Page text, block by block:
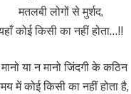
मतलबी लोगों से मुर्शद,
कोई किसी का नहीं होता…!!
या न मानो जिंदगी के कठिन
में कोई किसी का नहीं होता है,